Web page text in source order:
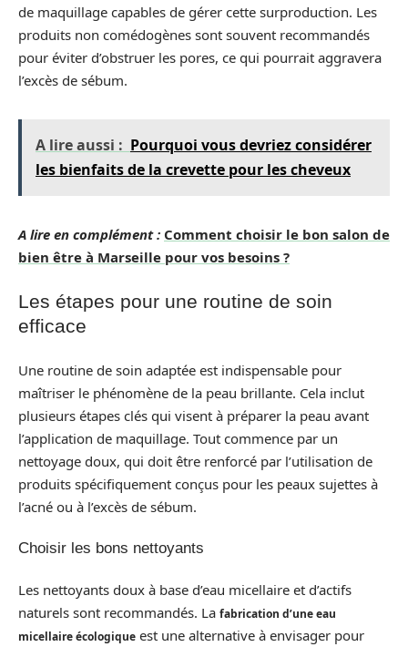
de maquillage capables de gérer cette surproduction. Les
produits non comédogènes sont souvent recommandés
pour éviter d’obstruer les pores, ce qui pourrait aggravera
l’excès de sébum.
A lire aussi : Pourquoi vous devriez considérer
les bienfaits de la crevette pour les cheveux
A lire en complément : Comment choisir le bon salon de
bien être à Marseille pour vos besoins ?
Les étapes pour une routine de soin
efficace
Une routine de soin adaptée est indispensable pour
maîtriser le phénomène de la peau brillante. Cela inclut
plusieurs étapes clés qui visent à préparer la peau avant
l’application de maquillage. Tout commence par un
nettoyage doux, qui doit être renforcé par l’utilisation de
produits spécifiquement conçus pour les peaux sujettes à
l’acné ou à l’excès de sébum.
Choisir les bons nettoyants
Les nettoyants doux à base d’eau micellaire et d’actifs
naturels sont recommandés. La fabrication d’une eau
micellaire écologique est une alternative à envisager pour